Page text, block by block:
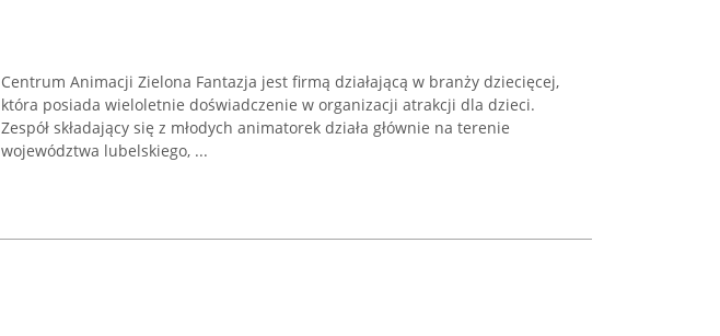
Centrum Animacji Zielona Fantazja jest firmą działającą w branży dziecięcej,
która posiada wieloletnie doświadczenie w organizacji atrakcji dla dzieci.
Zespół składający się z młodych animatorek działa głównie na terenie
województwa lubelskiego, ...